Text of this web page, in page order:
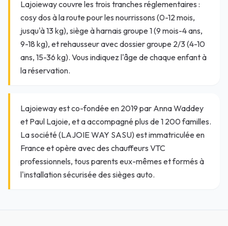
Lajoieway couvre les trois tranches réglementaires :
cosy dos à la route pour les nourrissons (0-12 mois,
jusqu'à 13 kg), siège à harnais groupe 1 (9 mois-4 ans,
9-18 kg), et rehausseur avec dossier groupe 2/3 (4-10
ans, 15-36 kg). Vous indiquez l'âge de chaque enfant à
la réservation.
Lajoieway est co-fondée en 2019 par Anna Waddey
et Paul Lajoie, et a accompagné plus de 1 200 familles.
La société (LAJOIE WAY SASU) est immatriculée en
France et opère avec des chauffeurs VTC
professionnels, tous parents eux-mêmes et formés à
l'installation sécurisée des sièges auto.